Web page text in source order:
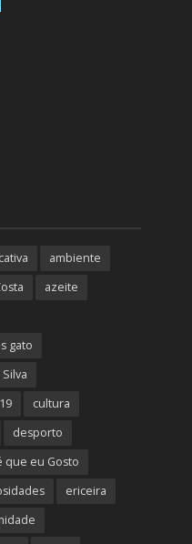
ambiente
azeite
gato
cultura
desporto
que eu Gosto
ericeira